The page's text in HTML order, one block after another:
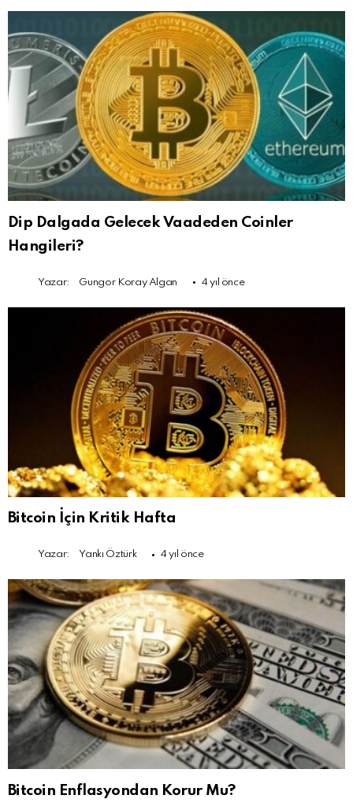
Dip Dalgada Gelecek Vaadeden Coinler
Hangileri?
Yazar: Gungor Koray Algan 4 yıl önce
Bitcoin İçin Kritik Hafta
Yazar: Yankı Öztürk 4 yıl önce
Bitcoin Enflasyondan Korur Mu?